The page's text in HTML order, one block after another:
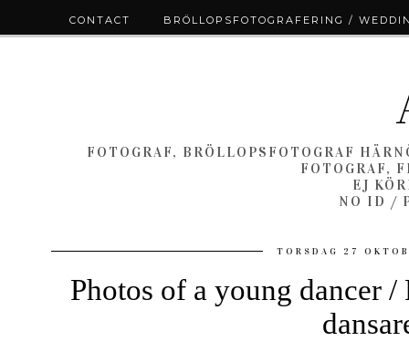
FOTOGRAF, BRÖLLOPSFOTOGRAF
FOTOGRAF,
EJ
NO ID /
TORSDAG 27
Photos of a young dancer
CONTACT BRÖLLOPSFOTOGRAFERING /